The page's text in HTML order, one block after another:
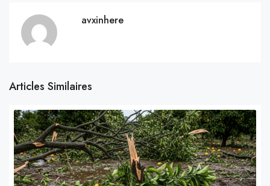
avxinhere
Articles Similaires